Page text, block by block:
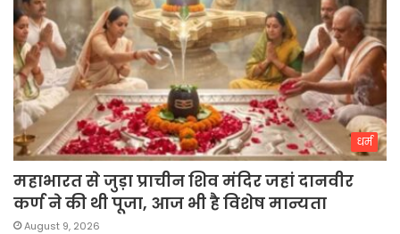
धर्म
महाभारत से जुड़ा प्राचीन शिव मंदिर जहां दानवीर
कर्ण ने की थी पूजा, आज भी है विशेष मान्यता
August 9, 2026